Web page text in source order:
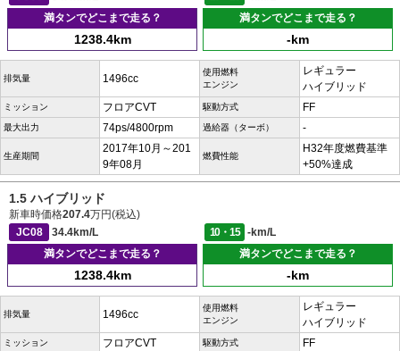
満タンでどこまで走る？
1238.4km
満タンでどこまで走る？
-km
排気量 1496cc
使用燃料
エンジン
レギュラー
ハイブリッド
ミッション フロアCVT 駆動方式 FF
最大出力 74ps/4800rpm 過給器（ターボ） -
生産期間
2017年10月～201
9年08月
燃費性能
H32年度燃費基準
+50%達成
1.5 ハイブリッド
新車時価格207.4万円(税込)
JC08
34.4km/L 10・15
-km/L
満タンでどこまで走る？
1238.4km
満タンでどこまで走る？
-km
排気量 1496cc
使用燃料
エンジン
レギュラー
ハイブリッド
ミッション フロアCVT 駆動方式 FF